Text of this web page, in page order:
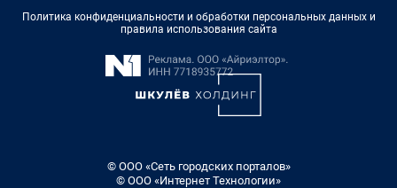
Политика конфиденциальности и обработки персональных данных и
правила использования сайта
© ООО «Сеть городских порталов»
© ООО «Интернет Технологии»